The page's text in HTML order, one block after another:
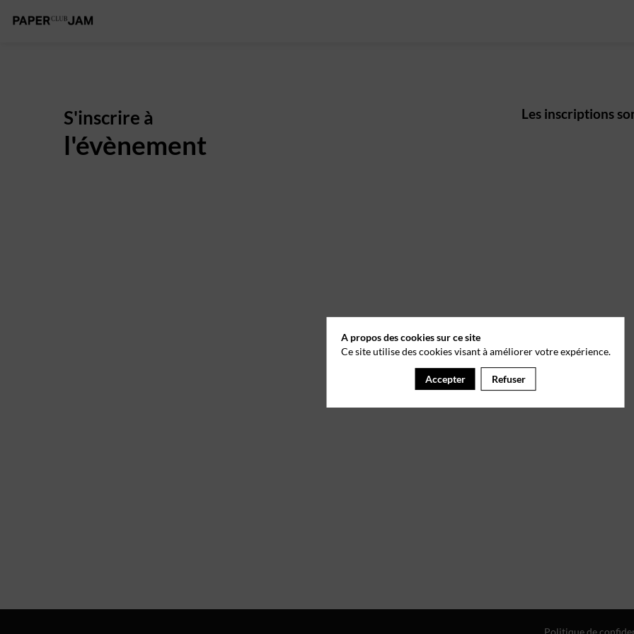
S'inscrire à
l'évènement
Les inscriptions
A propos des cookies sur ce site
Ce site utilise des cookies visant à améliorer votre expérience.
Accepter Refuser